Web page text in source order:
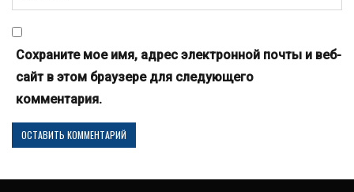
Сохраните мое имя, адрес электронной почты и веб-
сайт в этом браузере для следующего
комментария.